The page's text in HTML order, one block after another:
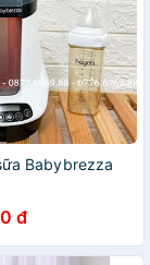
Babybrezza
đ